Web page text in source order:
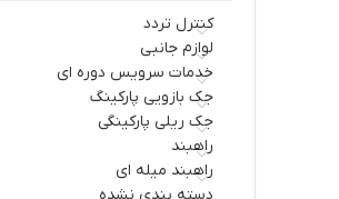
کنترل تردد
لوازم جانبی
خدمات سرویس دوره ای
جک بازویی پارکینگ
جک ریلی پارکینگی
راهبند
راهبند میله ای